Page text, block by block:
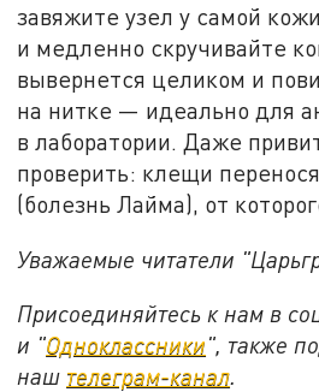
завяжите узел у самой
и медленно скручивайте
вывернется целиком и
на нитке — идеально для
в лаборатории. Даже
проверить: клещи
(болезнь Лайма), от
Уважаемые читатели
Присоединяйтесь к нам в
и "Одноклассники", также
наш телеграм-канал.